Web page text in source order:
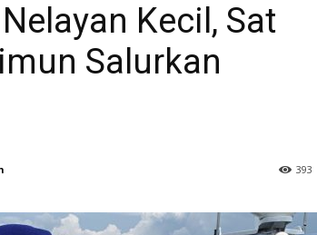
Kecil, Sat
Salurkan
393